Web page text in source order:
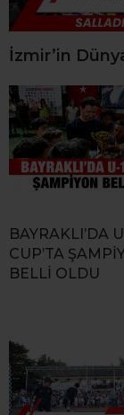
İzmir’in
BAYRAKLI’DA
CUP’TA
BELLİ OLDU